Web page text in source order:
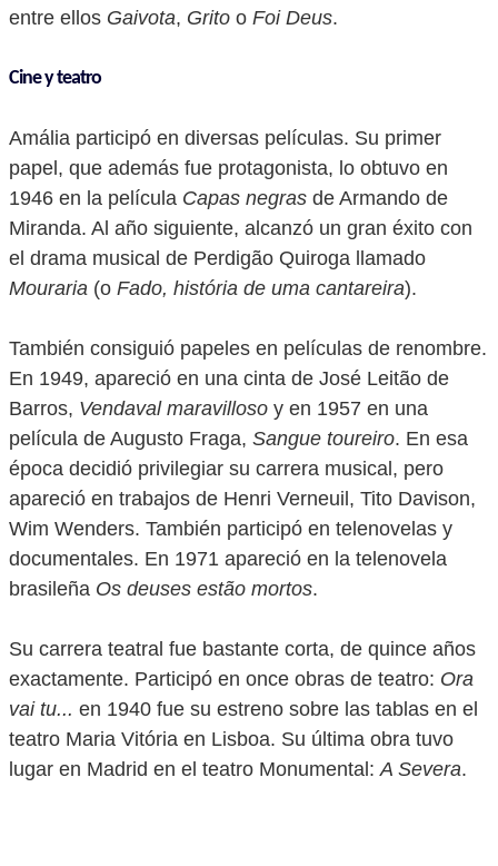
entre ellos Gaivota, Grito o Foi Deus.
Cine y teatro
Amália participó en diversas películas. Su primer
papel, que además fue protagonista, lo obtuvo en
1946 en la película Capas negras de Armando de
Miranda. Al año siguiente, alcanzó un gran éxito con
el drama musical de Perdigão Quiroga llamado
Mouraria (o Fado, história de uma cantareira).
También consiguió papeles en películas de renombre.
En 1949, apareció en una cinta de José Leitão de
Barros, Vendaval maravilloso y en 1957 en una
película de Augusto Fraga, Sangue toureiro. En esa
época decidió privilegiar su carrera musical, pero
apareció en trabajos de Henri Verneuil, Tito Davison,
Wim Wenders. También participó en telenovelas y
documentales. En 1971 apareció en la telenovela
brasileña Os deuses estão mortos.
Su carrera teatral fue bastante corta, de quince años
exactamente. Participó en once obras de teatro: Ora
vai tu... en 1940 fue su estreno sobre las tablas en el
teatro Maria Vitória en Lisboa. Su última obra tuvo
lugar en Madrid en el teatro Monumental:A Severa.